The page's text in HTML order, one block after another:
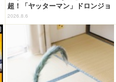
超！「ヤッターマン」ドロンジョ
様が黄金の輝きをまといミニフィ
ギュア化 ヤッターワン&おだてブ
2026.8.6